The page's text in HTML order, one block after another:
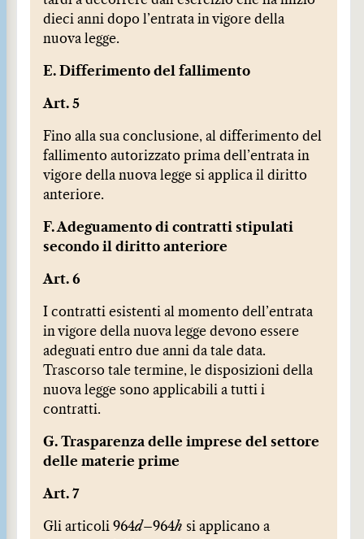
dieci anni dopo l’entrata in vigore della
nuova legge.
E. Differimento del fallimento
Art. 5
Fino alla sua conclusione, al differimento del
fallimento autorizzato prima dell’entrata in
vigore della nuova legge si applica il diritto
anteriore.
F. Adeguamento di contratti stipulati
secondo il diritto anteriore
Art. 6
I contratti esistenti al momento dell’entrata
in vigore della nuova legge devono essere
adeguati entro due anni da tale data.
Trascorso tale termine, le disposizioni della
nuova legge sono applicabili a tutti i
contratti.
G. Trasparenza delle imprese del settore
delle materie prime
Art. 7
Gli articoli 964d–964h si applicano a